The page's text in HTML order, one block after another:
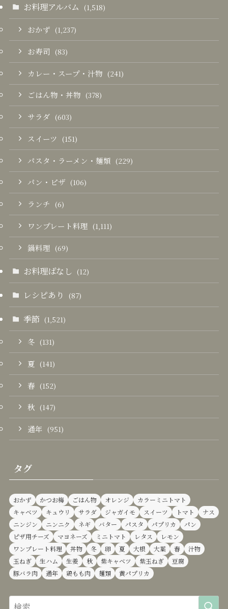
お料理アルバム (1,518)
おかず (1,237)
お寿司 (83)
カレー・スープ・汁物 (241)
ごはん物・丼物 (378)
サラダ (603)
スイーツ (151)
パスタ・ラーメン・麺類 (229)
パン・ピザ (106)
ランチ (6)
ワンプレート料理 (1,111)
鍋料理 (69)
お料理ばなし (12)
レシピあり (87)
季節 (1,521)
冬 (131)
夏 (141)
春 (152)
秋 (147)
通年 (951)
タグ
おかず かつお梅 ごはん物 オレンジ
カラーミニトマト
キャベツ
キュウリ サラダ ジャガイモ スイーツ トマト
ナス
ニンジン
ニンニク ネギ バター パスタ パプリカ
パン
ピザ用チーズ
マヨネーズ ミニトマト レタス
レモン
ワンプレート料理
丼物 冬 卵 夏 大根 大葉 春
汁物
玉ねぎ
生ハム 生姜 秋 紫キャベツ 紫玉ねぎ
豆腐
豚バラ肉
通年 鶏もも肉 麺類 黄パプリカ